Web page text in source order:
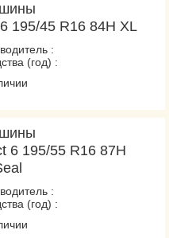
195/45 R16 84H XL
:
(год) :
6 195/55 R16 87H
:
(год) :